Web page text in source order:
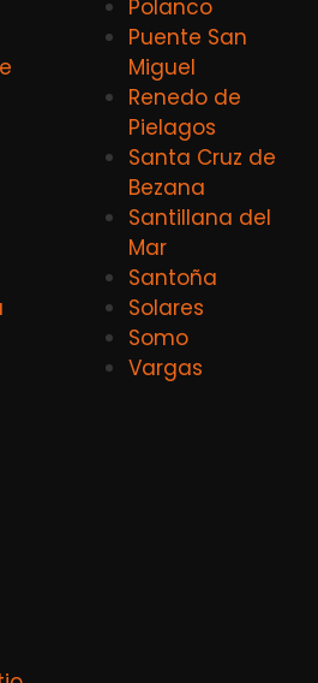
Polanco
Puente San
Miguel
Renedo de
Pielagos
Santa Cruz de
Bezana
Santillana del
Mar
Santoña
Solares
Somo
Vargas